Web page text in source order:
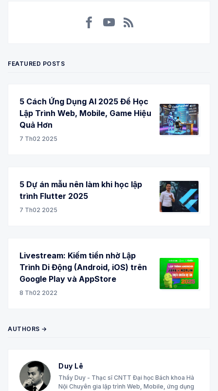
FEATURED POSTS
5 Cách Ứng Dụng AI 2025 Để Học
Lập Trình Web, Mobile, Game Hiệu
Quả Hơn
7 Th02 2025
5 Dự án mẫu nên làm khi học lập
trình Flutter 2025
7 Th02 2025
Livestream: Kiếm tiền nhờ Lập
Trình Di Động (Android, iOS) trên
Google Play và AppStore
8 Th02 2022
AUTHORS →
Duy Lê
Thầy Duy - Thạc sĩ CNTT Đại học Bách khoa Hà
Nội Chuyên gia lập trình Web, Mobile, ứng dụng